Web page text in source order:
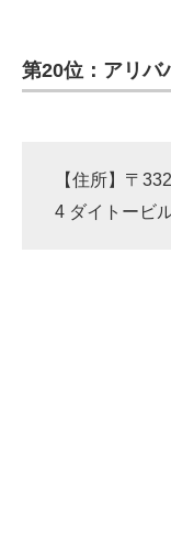
第20位：アリバ
【住所】〒
4 ダイトービ